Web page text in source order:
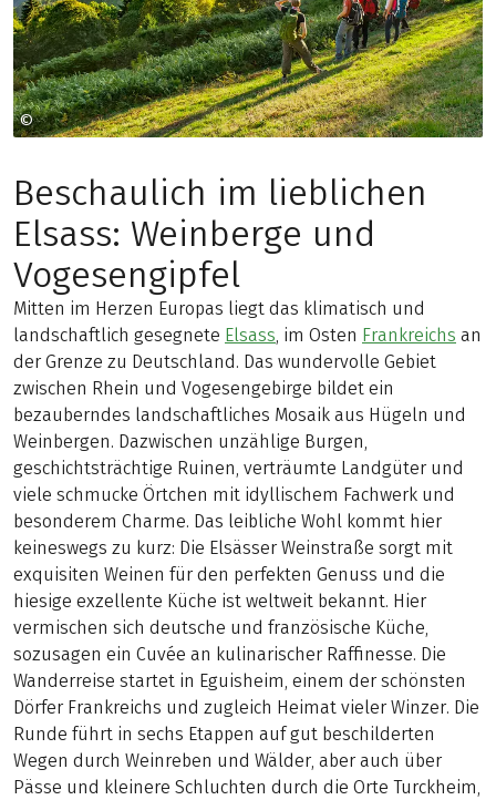
Beschaulich im lieblichen
Elsass: Weinberge und
Vogesengipfel
Mitten im Herzen Europas liegt das klimatisch und
landschaftlich gesegnete Elsass, im Osten Frankreichs an
der Grenze zu Deutschland. Das wundervolle Gebiet
zwischen Rhein und Vogesengebirge bildet ein
bezauberndes landschaftliches Mosaik aus Hügeln und
Weinbergen. Dazwischen unzählige Burgen,
geschichtsträchtige Ruinen, verträumte Landgüter und
viele schmucke Örtchen mit idyllischem Fachwerk und
besonderem Charme. Das leibliche Wohl kommt hier
keineswegs zu kurz: Die Elsässer Weinstraße sorgt mit
exquisiten Weinen für den perfekten Genuss und die
hiesige exzellente Küche ist weltweit bekannt. Hier
vermischen sich deutsche und französische Küche,
sozusagen ein Cuvée an kulinarischer Raffinesse. Die
Wanderreise startet in Eguisheim, einem der schönsten
Dörfer Frankreichs und zugleich Heimat vieler Winzer. Die
Runde führt in sechs Etappen auf gut beschilderten
Wegen durch Weinreben und Wälder, aber auch über
Pässe und kleinere Schluchten durch die Orte Turckheim,
© Infra adt bas rhin massif des vosges